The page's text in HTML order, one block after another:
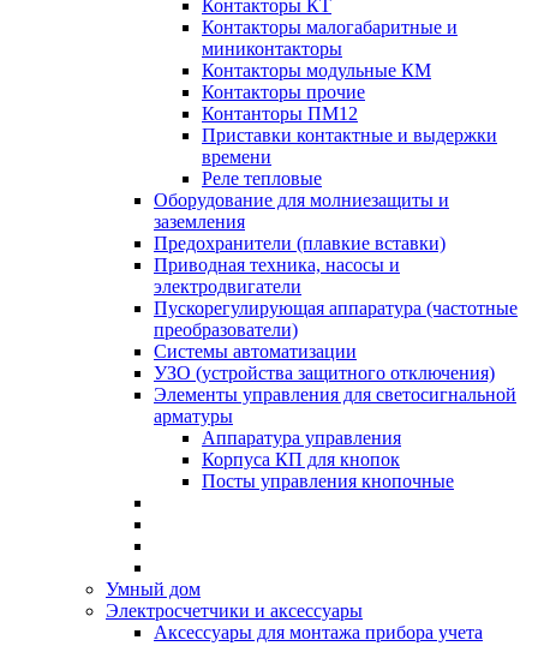
Контакторы КТ
Контакторы малогабаритные и
миниконтакторы
Контакторы модульные КМ
Контакторы прочие
Контанторы ПМ12
Приставки контактные и выдержки
времени
Реле тепловые
Оборудование для молниезащиты и
заземления
Предохранители (плавкие вставки)
Приводная техника, насосы и
электродвигатели
Пускорегулирующая аппаратура (частотные
преобразователи)
Системы автоматизации
УЗО (устройства защитного отключения)
Элементы управления для светосигнальной
арматуры
Аппаратура управления
Корпуса КП для кнопок
Посты управления кнопочные
Умный дом
Электросчетчики и аксессуары
Аксессуары для монтажа прибора учета